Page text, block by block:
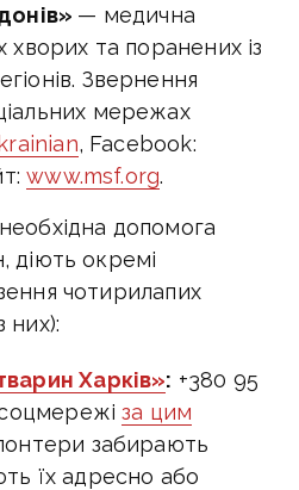
— медична
хворих та поранених із
Звернення
мережах
, Facebook:
www.msf.org.
допомога
діють окремі
чотирилапих
них):
Харків»: +380 95
за цим
забирають
їх адресно або